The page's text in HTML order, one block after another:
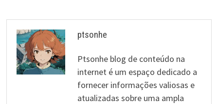
ptsonhe
Ptsonhe blog de conteúdo na
internet é um espaço dedicado a
fornecer informações valiosas e
atualizadas sobre uma ampla